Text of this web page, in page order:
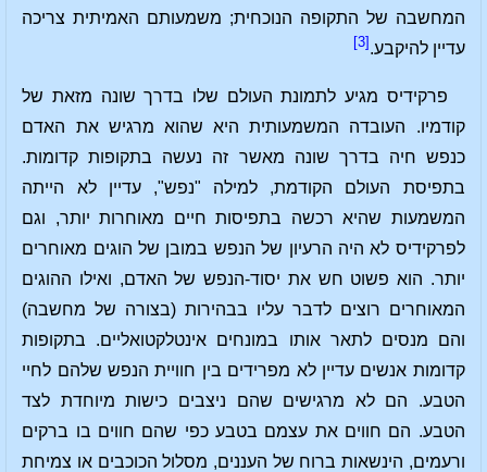
המחשבה של התקופה הנוכחית; משמעותם האמיתית צריכה
עדיין להיקבע. [3]
פרקידיס מגיע לתמונת העולם שלו בדרך שונה מזאת של
קודמיו. העובדה המשמעותית היא שהוא מרגיש את האדם
כנפש חיה בדרך שונה מאשר זה נעשה בתקופות קדומות.
בתפיסת העולם הקודמת, למילה "נפש", עדיין לא הייתה
המשמעות שהיא רכשה בתפיסות חיים מאוחרות יותר, וגם
לפרקידיס לא היה הרעיון של הנפש במובן של הוגים מאוחרים
יותר. הוא פשוט חש את יסוד-הנפש של האדם, ואילו ההוגים
המאוחרים רוצים לדבר עליו בבהירות (בצורה של מחשבה)
והם מנסים לתאר אותו במונחים אינטלקטואליים. בתקופות
קדומות אנשים עדיין לא מפרידים בין חוויית הנפש שלהם לחיי
הטבע. הם לא מרגישים שהם ניצבים כישות מיוחדת לצד
הטבע. הם חווים את עצמם בטבע כפי שהם חווים בו ברקים
ורעמים, הינשאות ברוח של העננים, מסלול הכוכבים או צמיחת